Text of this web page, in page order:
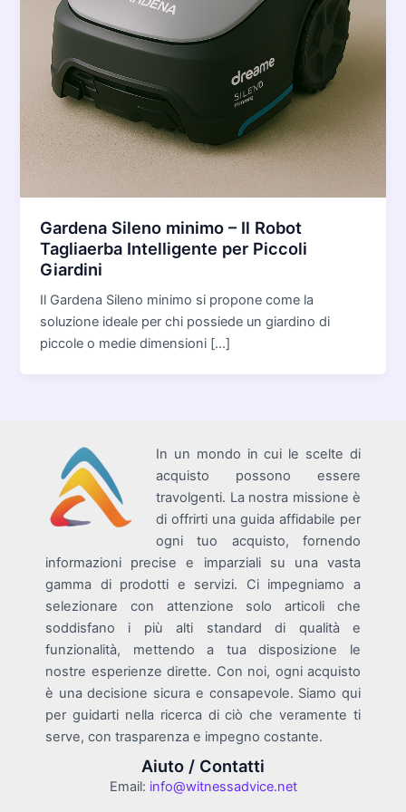
Gardena Sileno minimo – Il Robot
Tagliaerba Intelligente per Piccoli
Giardini
Il Gardena Sileno minimo si propone come la
soluzione ideale per chi possiede un giardino di
piccole o medie dimensioni […]
In un mondo in cui le scelte di
acquisto possono essere
travolgenti. La nostra missione è
di offrirti una guida affidabile per
ogni tuo acquisto, fornendo
informazioni precise e imparziali su una vasta
gamma di prodotti e servizi. Ci impegniamo a
selezionare con attenzione solo articoli che
soddisfano i più alti standard di qualità e
funzionalità, mettendo a tua disposizione le
nostre esperienze dirette. Con noi, ogni acquisto
è una decisione sicura e consapevole. Siamo qui
per guidarti nella ricerca di ciò che veramente ti
serve, con trasparenza e impegno costante.
Aiuto / Contatti
Email: info@witnessadvice.net